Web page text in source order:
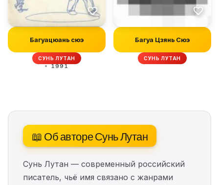
Багуацюань сюэ
СУНЬ ЛУТАН
1991
Багуа Цзянь Сюэ
СУНЬ ЛУТАН
📖 Об авторе Сунь Лутан
Сунь Лутан — современный российский
писатель, чьё имя связано с жанрами